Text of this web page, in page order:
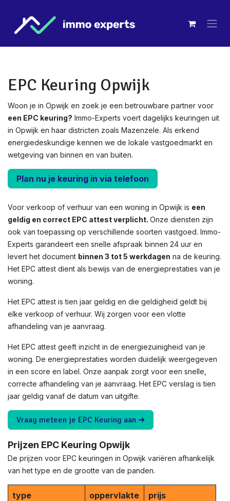
EPC Keuring Opwijk
Woon je in Opwijk en zoek je een betrouwbare partner voor
een EPC keuring? Immo-Experts voert dagelijks keuringen uit
in Opwijk en haar districten zoals Mazenzele. Als erkend
energiedeskundige kennen we de lokale vastgoedmarkt en
wetgeving van binnen en van buiten.
Plan nu je keuring in via telefoon
Voor verkoop of verhuur van een woning in Opwijk is een
geldig en correct EPC attest verplicht. Onze diensten zijn
ook van toepassing op verschillende soorten vastgoed. Immo-
Experts garandeert een snelle afspraak binnen 24 uur en
levert het document binnen 3 tot 5 werkdagen na de keuring.
Het EPC attest dient als bewijs van de energieprestaties van je
woning.
Het EPC attest is tien jaar geldig en die geldigheid geldt bij
elke verkoop of verhuur. Wij zorgen voor een vlotte
afhandeling van je aanvraag.
Het EPC attest geeft inzicht in de energiezuinigheid van je
woning. De energieprestaties worden duidelijk weergegeven
in een score en label. Onze aanpak zorgt voor een snelle,
correcte afhandeling van je aanvraag. Het EPC verslag is tien
jaar geldig vanaf de datum van uitgifte.
Vraag meteen je EPC Keuring aan ➜
Prijzen EPC Keuring Opwijk
De prijzen voor EPC keuringen in Opwijk variëren afhankelijk
van het type en de grootte van de panden.
type oppervlakte prijs